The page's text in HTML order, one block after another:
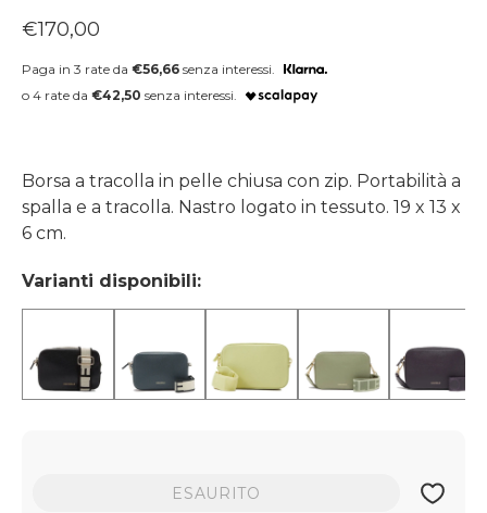
Prezzo regolare
€170,00
Paga in 3 rate da €56,66 senza interessi.
o 4 rate da €42,50 senza interessi.
Borsa a tracolla in pelle chiusa con zip. Portabilità a
spalla e a tracolla. Nastro logato in tessuto. 19 x 13 x
6 cm.
Varianti disponibili:
ESAURITO